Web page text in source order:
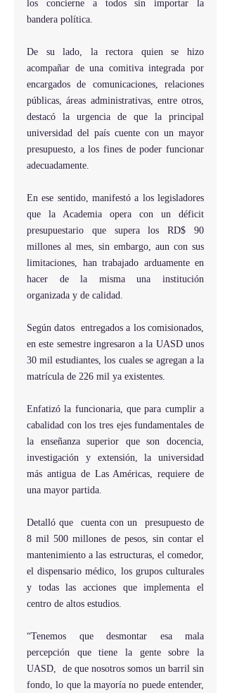
los concierne a todos sin importar la
bandera política.
De su lado, la rectora quien se hizo
acompañar de una comitiva integrada por
encargados de comunicaciones, relaciones
públicas, áreas administrativas, entre otros,
destacó la urgencia de que la principal
universidad del país cuente con un mayor
presupuesto, a los fines de poder funcionar
adecuadamente.
En ese sentido, manifestó a los legisladores
que la Academia opera con un déficit
presupuestario que supera los RD$ 90
millones al mes, sin embargo, aun con sus
limitaciones, han trabajado arduamente en
hacer de la misma una institución
organizada y de calidad.
Según datos  entregados a los comisionados,
en este semestre ingresaron a la UASD unos
30 mil estudiantes, los cuales se agregan a la
matrícula de 226 mil ya existentes.
Enfatizó la funcionaria, que para cumplir a
cabalidad con los tres ejes fundamentales de
la enseñanza superior que son docencia,
investigación y extensión, la universidad
más antigua de Las Américas, requiere de
una mayor partida.
Detalló que  cuenta con un  presupuesto de
8 mil 500 millones de pesos, sin contar el
mantenimiento a las estructuras, el comedor,
el dispensario médico, los grupos culturales
y todas las acciones que implementa el
centro de altos estudios.
“Tenemos que desmontar esa mala
percepción que tiene la gente sobre la
UASD,  de que nosotros somos un barril sin
fondo, lo que la mayoría no puede entender,